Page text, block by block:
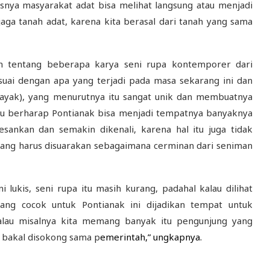
masyarakat adat bisa melihat langsung atau menjadi
tanah adat, karena kita berasal dari tanah yang sama
tentang beberapa karya seni rupa kontemporer dari
dengan apa yang terjadi pada masa sekarang ini dan
yang menurutnya itu sangat unik dan membuatnya
berharap Pontianak bisa menjadi tempatnya banyaknya
dan semakin dikenali, karena hal itu juga tidak
harus disuarakan sebagaimana cerminan dari seniman
lukis, seni rupa itu masih kurang, padahal kalau dilihat
cocok untuk Pontianak ini dijadikan tempat untuk
misalnya kita memang banyak itu pengunjung yang
disokong sama pemerintah,” ungkapnya.